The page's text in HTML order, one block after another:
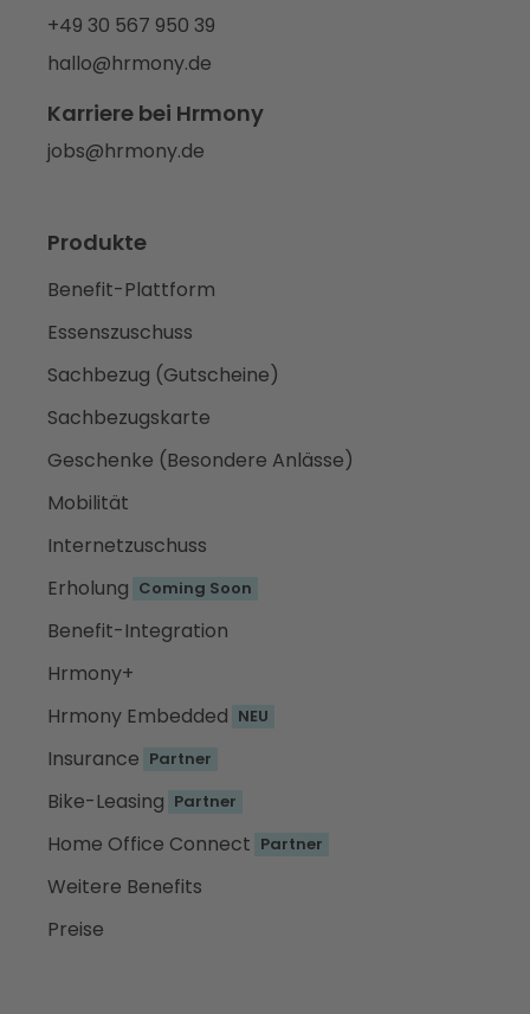
+49 30 567 950 39
hallo@hrmony.de
Karriere bei Hrmony
jobs@hrmony.de
Produkte
Benefit-Plattform
Essenszuschuss
Sachbezug (Gutscheine)
Sachbezugskarte
Geschenke (Besondere Anlässe)
Mobilität
Internetzuschuss
Erholung Coming Soon
Benefit-Integration
Hrmony+
Hrmony Embedded NEU
Insurance Partner
Bike-Leasing Partner
Home Office Connect Partner
Weitere Benefits
Preise